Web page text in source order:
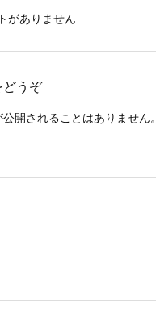
がありません
どうぞ
開されることはありません。